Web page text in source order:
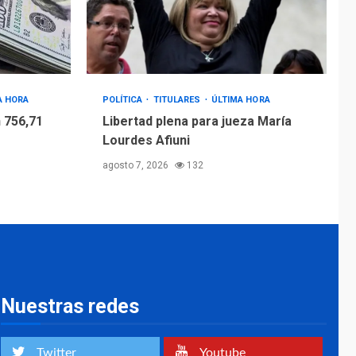
HORA POLÍTICA TITULARES ÚLTIMA HORA
Libertad plena para jueza María
Lourdes Afiuni
agosto 7, 2026 132
Nuestras redes
Twitter Youtube